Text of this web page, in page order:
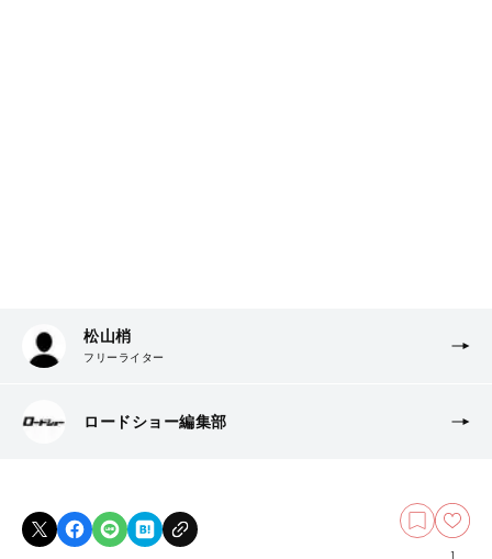
松山梢
フリーライター
ロードショー編集部
1